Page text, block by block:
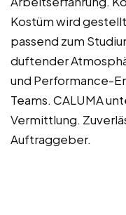
Kostüm wird
passend zum
duftender
und Performance-
Teams. CALUMA
Vermittlung.
Auftraggeber.